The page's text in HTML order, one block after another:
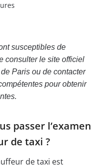
susceptibles de
consulter le site officiel
Paris ou de contacter
pour obtenir
passer l’examen
de taxi ?
de taxi est